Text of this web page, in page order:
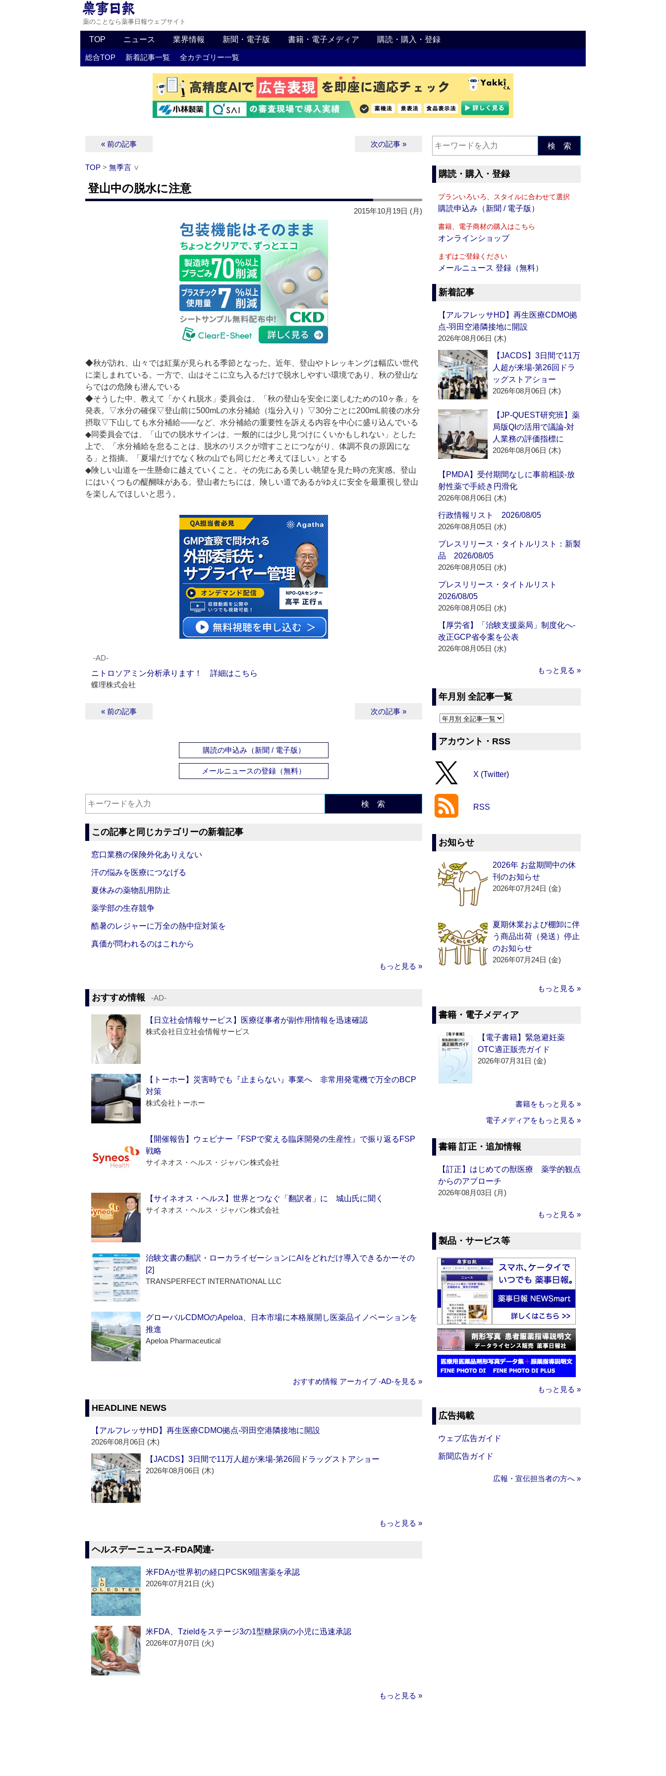
薬のことなら薬事日報ウェブサイト
TOP ニュース 業界情報 新聞・電子版 書籍・電子メディア 購読・購入・登録
総合TOP 新着記事一覧 全カテゴリー一覧
« 前の記事 次の記事 »
TOP > 無季言 ∨
登山中の脱水に注意
2015年10月19日 (月)
◆秋が訪れ、山々では紅葉が見られる季節となった。近年、登山やトレッキングは幅広い世代
に楽しまれている。一方で、山はそこに立ち入るだけで脱水しやすい環境であり、秋の登山な
らではの危険も潜んでいる
◆そうした中、教えて「かくれ脱水」委員会は、「秋の登山を安全に楽しむための10ヶ条」を
発表。▽水分の確保▽登山前に500mLの水分補給（塩分入り）▽30分ごとに200mL前後の水分
摂取▽下山しても水分補給――など、水分補給の重要性を訴える内容を中心に盛り込んでいる
◆同委員会では、「山での脱水サインは、一般的には少し見つけにくいかもしれない」とした
上で、「水分補給を怠ることは、脱水のリスクが増すことにつながり、体調不良の原因にな
る」と指摘。「夏場だけでなく秋の山でも同じだと考えてほしい」とする
◆険しい山道を一生懸命に越えていくこと。その先にある美しい眺望を見た時の充実感。登山
にはいくつもの醍醐味がある。登山者たちには、険しい道であるがゆえに安全を最重視し登山
を楽しんでほしいと思う。
‐AD‐
ニトロソアミン分析承ります！ 詳細はこちら
蝶理株式会社
« 前の記事 次の記事 »
購読の申込み（新聞 / 電子版）
メールニュースの登録（無料）
検 索
この記事と同じカテゴリーの新着記事
窓口業務の保険外化ありえない
汗の悩みを医療につなげる
夏休みの薬物乱用防止
薬学部の生存競争
酷暑のレジャーに万全の熱中症対策を
真価が問われるのはこれから
もっと見る »
おすすめ情報 ‐AD‐
【日立社会情報サービス】医療従事者が副作用情報を迅速確認
株式会社日立社会情報サービス
【トーホー】災害時でも『止まらない』事業へ 非常用発電機で万全のBCP
対策
株式会社トーホー
【開催報告】ウェビナー『FSPで変える臨床開発の生産性』で振り返るFSP
戦略
サイネオス・ヘルス・ジャパン株式会社
【サイネオス・ヘルス】世界とつなぐ「翻訳者」に 城山氏に聞く
サイネオス・ヘルス・ジャパン株式会社
治験文書の翻訳・ローカライゼーションにAIをどれだけ導入できるかーその
[2]
TRANSPERFECT INTERNATIONAL LLC
グローバルCDMOのApeloa、日本市場に本格展開し医薬品イノベーションを
推進
Apeloa Pharmaceutical
おすすめ情報 アーカイブ ‐AD‐を見る »
HEADLINE NEWS
【アルフレッサHD】再生医療CDMO拠点‐羽田空港隣接地に開設
2026年08月06日 (木)
【JACDS】3日間で11万人超が来場‐第26回ドラッグストアショー
2026年08月06日 (木)
もっと見る »
ヘルスデーニュース‐FDA関連‐
米FDAが世界初の経口PCSK9阻害薬を承認
2026年07月21日 (火)
米FDA、Tzieldをステージ3の1型糖尿病の小児に迅速承認
2026年07月07日 (火)
もっと見る »
検 索
購読・購入・登録
プランいろいろ、スタイルに合わせて選択
購読申込み（新聞 / 電子版）
書籍、電子商材の購入はこちら
オンラインショップ
まずはご登録ください
メールニュース 登録（無料）
新着記事
【アルフレッサHD】再生医療CDMO拠
点‐羽田空港隣接地に開設
2026年08月06日 (木)
【JACDS】3日間で11万
人超が来場‐第26回ドラ
ッグストアショー
2026年08月06日 (木)
【JP-QUEST研究班】薬
局版QIの活用で議論‐対
人業務の評価指標に
2026年08月06日 (木)
【PMDA】受付期間なしに事前相談‐放
射性薬で手続き円滑化
2026年08月06日 (木)
行政情報リスト 2026/08/05
2026年08月05日 (水)
プレスリリース・タイトルリスト：新製
品 2026/08/05
2026年08月05日 (水)
プレスリリース・タイトルリスト
2026/08/05
2026年08月05日 (水)
【厚労省】「治験支援薬局」制度化へ‐
改正GCP省令案を公表
2026年08月05日 (水)
もっと見る »
年月別 全記事一覧
アカウント・RSS
X (Twitter)
RSS
お知らせ
2026年 お盆期間中の休
刊のお知らせ
2026年07月24日 (金)
夏期休業および棚卸に伴
う商品出荷（発送）停止
のお知らせ
2026年07月24日 (金)
もっと見る »
書籍・電子メディア
【電子書籍】緊急避妊薬
OTC適正販売ガイド
2026年07月31日 (金)
書籍をもっと見る »
電子メディアをもっと見る »
書籍 訂正・追加情報
【訂正】はじめての獣医療 薬学的観点
からのアプローチ
2026年08月03日 (月)
もっと見る »
製品・サービス等
もっと見る »
広告掲載
ウェブ広告ガイド
新聞広告ガイド
広報・宣伝担当者の方へ »